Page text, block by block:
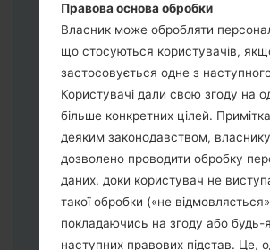
прошивки тут) або 5
прошивки тут) файлів для
AP: "System & Recovery"
CP: "Modem & Radio"
CSC_***: "Country & Region
HOME_CSC_***: "Country
Operator"
Додайте усі файли у
Якщо ви хочете прошити
скинути до заводських
оберіть CSC_***, у
Правова основа обробки
Власник може обробляти
що стосуються користувачів,
застосовується одне з
Користувачі дали свою згоду на
більше конкретних цілей.
деяким законодавством,
дозволено проводити обробку
даних, доки користувач не
такої обробки («не
покладаючись на згоду або будь-
наступних правових підстав. Це,